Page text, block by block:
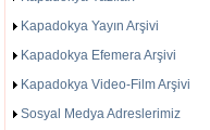
Kapadokya Yayın Arşivi
Kapadokya Efemera Arşivi
Kapadokya Video-Film Arşivi
Sosyal Medya Adreslerimiz